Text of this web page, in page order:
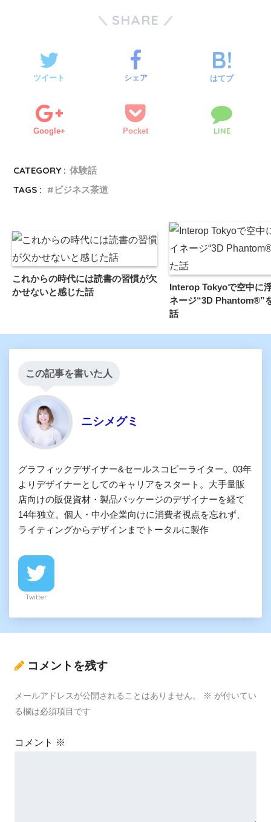
SHARE
ツイート シェア はてブ
Google+ Pocket LINE
CATEGORY : 体験話
TAGS :
ビジネス茶道
これからの時代には読書の習慣が欠
かせないと感じた話
Interop Tokyoで空中に
ネージ“3D Phantom®”
話
この記事を書いた人
ニシメグミ
グラフィックデザイナー&セールスコピーライター。03年
よりデザイナーとしてのキャリアをスタート。大手量販
店向けの販促資材・製品パッケージのデザイナーを経て
14年独立。個人・中小企業向けに消費者視点を忘れず、
ライティングからデザインまでトータルに製作
Twitter
コメントを残す
メールアドレスが公開されることはありません。 ※ が付いてい
る欄は必須項目です
コメント ※